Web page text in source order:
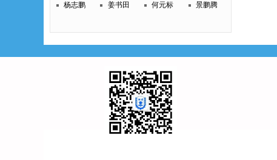
杨志鹏
姜书田 何元标 景鹏腾